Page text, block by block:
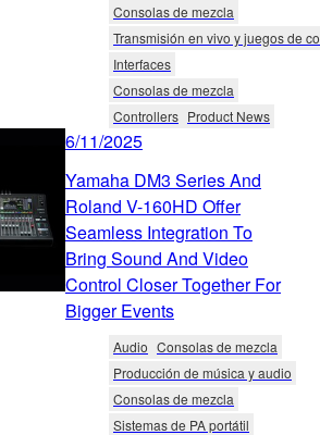
Consolas de mezcla
Transmisión en vivo y juegos de
Interfaces
Consolas de mezcla
Controllers Product News
6/11/2025
Yamaha DM3 Series And
Roland V-160HD Offer
Seamless Integration To
Bring Sound And Video
Control Closer Together For
Bigger Events
Audio Consolas de mezcla
Producción de música y audio
Consolas de mezcla
Sistemas de PA portátil